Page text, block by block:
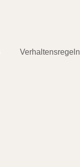
Verhaltensregeln